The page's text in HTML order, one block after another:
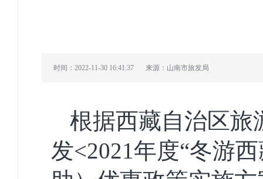
时间：2022-11-30 16:41:37 来源：山南市旅发局
根据西藏自治区旅
发<2021年度“冬游